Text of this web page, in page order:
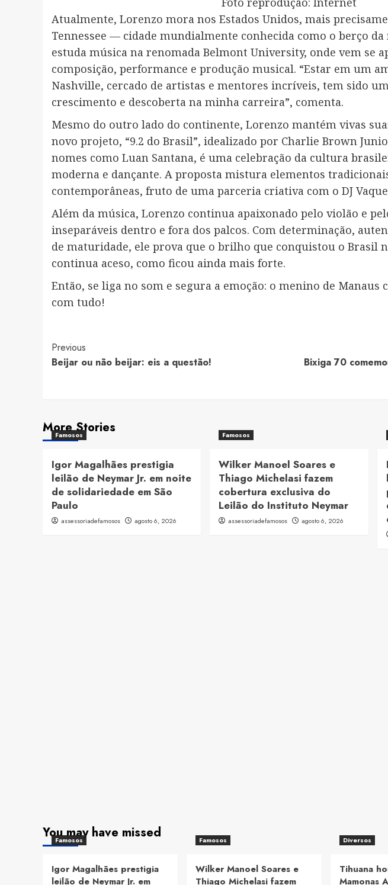
Atualmente, Lorenzo mora nos Estados Unidos, mais
Tennessee — cidade mundialmente conhecida como o berço da
estuda música na renomada Belmont University, onde vem se
composição, performance e produção musical. “Estar em um
Nashville, cercado de artistas e mentores incríveis, tem sido
crescimento e descoberta na minha carreira”, comenta.
Mesmo do outro lado do continente, Lorenzo mantém vivas
novo projeto, “9.2 do Brasil”, idealizado por Charlie Brown
nomes como Luan Santana, é uma celebração da cultura
moderna e dançante. A proposta mistura elementos
contemporâneas, fruto de uma parceria criativa com o DJ
Além da música, Lorenzo continua apaixonado pelo violão e
inseparáveis dentro e fora dos palcos. Com determinação,
de maturidade, ele prova que o brilho que conquistou o Brasil
continua aceso, como ficou ainda mais forte.
Então, se liga no som e segura a emoção: o menino de Manaus
com tudo!
Post
Navigation
Previous
Beijar ou não beijar: eis a questão!
Bixiga 70
More Stories
Famosos
Igor Magalhães prestigia
leilão de Neymar Jr. em noite
de solidariedade em São
Paulo
assessoriadefamosos agosto 6, 2026
Famosos
Wilker Manoel Soares e
Thiago Michelasi fazem
cobertura exclusiva do
Leilão do Instituto Neymar
assessoriadefamosos agosto 6, 2026
You may have missed
Famosos
Igor Magalhães prestigia
leilão de Neymar Jr. em
Famosos
Wilker Manoel Soares e
Thiago Michelasi fazem
Diversos
Tihuana
Mamonas